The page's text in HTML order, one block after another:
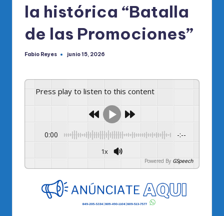
R
M
la histórica “Batalla
de las Promociones”
Publicado
Fabio Reyes junio 15, 2026
Press play to listen to this content
0:00 -:--
1x
Powered By GSpeech